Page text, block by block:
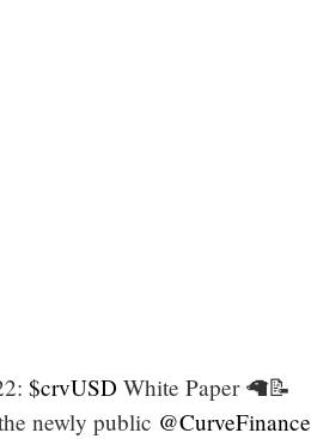
$crvUSD White Paper 🦙📝
newly public @CurveFinance